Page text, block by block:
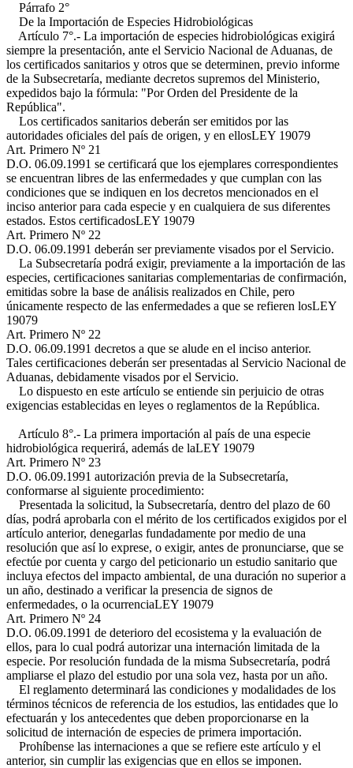
Párrafo 2°
De la Importación de Especies Hidrobiológicas
Artículo 7°.- La importación de especies hidrobiológicas exigirá
siempre la presentación, ante el Servicio Nacional de Aduanas, de
los certificados sanitarios y otros que se determinen, previo informe
de la Subsecretaría, mediante decretos supremos del Ministerio,
expedidos bajo la fórmula: "Por Orden del Presidente de la
República".
Los certificados sanitarios deberán ser emitidos por las
autoridades oficiales del país de origen, y en ellosLEY 19079
Art. Primero Nº 21
D.O. 06.09.1991 se certificará que los ejemplares correspondientes
se encuentran libres de las enfermedades y que cumplan con las
condiciones que se indiquen en los decretos mencionados en el
inciso anterior para cada especie y en cualquiera de sus diferentes
estados. Estos certificadosLEY 19079
Art. Primero Nº 22
D.O. 06.09.1991 deberán ser previamente visados por el Servicio.
La Subsecretaría podrá exigir, previamente a la importación de las
especies, certificaciones sanitarias complementarias de confirmación,
emitidas sobre la base de análisis realizados en Chile, pero
únicamente respecto de las enfermedades a que se refieren losLEY
19079
Art. Primero Nº 22
D.O. 06.09.1991 decretos a que se alude en el inciso anterior.
Tales certificaciones deberán ser presentadas al Servicio Nacional de
Aduanas, debidamente visados por el Servicio.
Lo dispuesto en este artículo se entiende sin perjuicio de otras
exigencias establecidas en leyes o reglamentos de la República.
Artículo 8°.- La primera importación al país de una especie
hidrobiológica requerirá, además de laLEY 19079
Art. Primero Nº 23
D.O. 06.09.1991 autorización previa de la Subsecretaría,
conformarse al siguiente procedimiento:
Presentada la solicitud, la Subsecretaría, dentro del plazo de 60
días, podrá aprobarla con el mérito de los certificados exigidos por el
artículo anterior, denegarlas fundadamente por medio de una
resolución que así lo exprese, o exigir, antes de pronunciarse, que se
efectúe por cuenta y cargo del peticionario un estudio sanitario que
incluya efectos del impacto ambiental, de una duración no superior a
un año, destinado a verificar la presencia de signos de
enfermedades, o la ocurrenciaLEY 19079
Art. Primero Nº 24
D.O. 06.09.1991 de deterioro del ecosistema y la evaluación de
ellos, para lo cual podrá autorizar una internación limitada de la
especie. Por resolución fundada de la misma Subsecretaría, podrá
ampliarse el plazo del estudio por una sola vez, hasta por un año.
El reglamento determinará las condiciones y modalidades de los
términos técnicos de referencia de los estudios, las entidades que lo
efectuarán y los antecedentes que deben proporcionarse en la
solicitud de internación de especies de primera importación.
Prohíbense las internaciones a que se refiere este artículo y el
anterior, sin cumplir las exigencias que en ellos se imponen.